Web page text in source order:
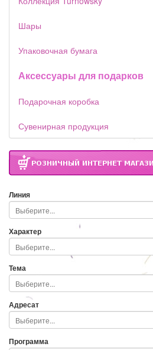
Шары
Упаковочная бумага
Аксессуары для подарков
Подарочная коробка
Сувенирная продукция
Линия
Характер
Тема
Адресат
Программа